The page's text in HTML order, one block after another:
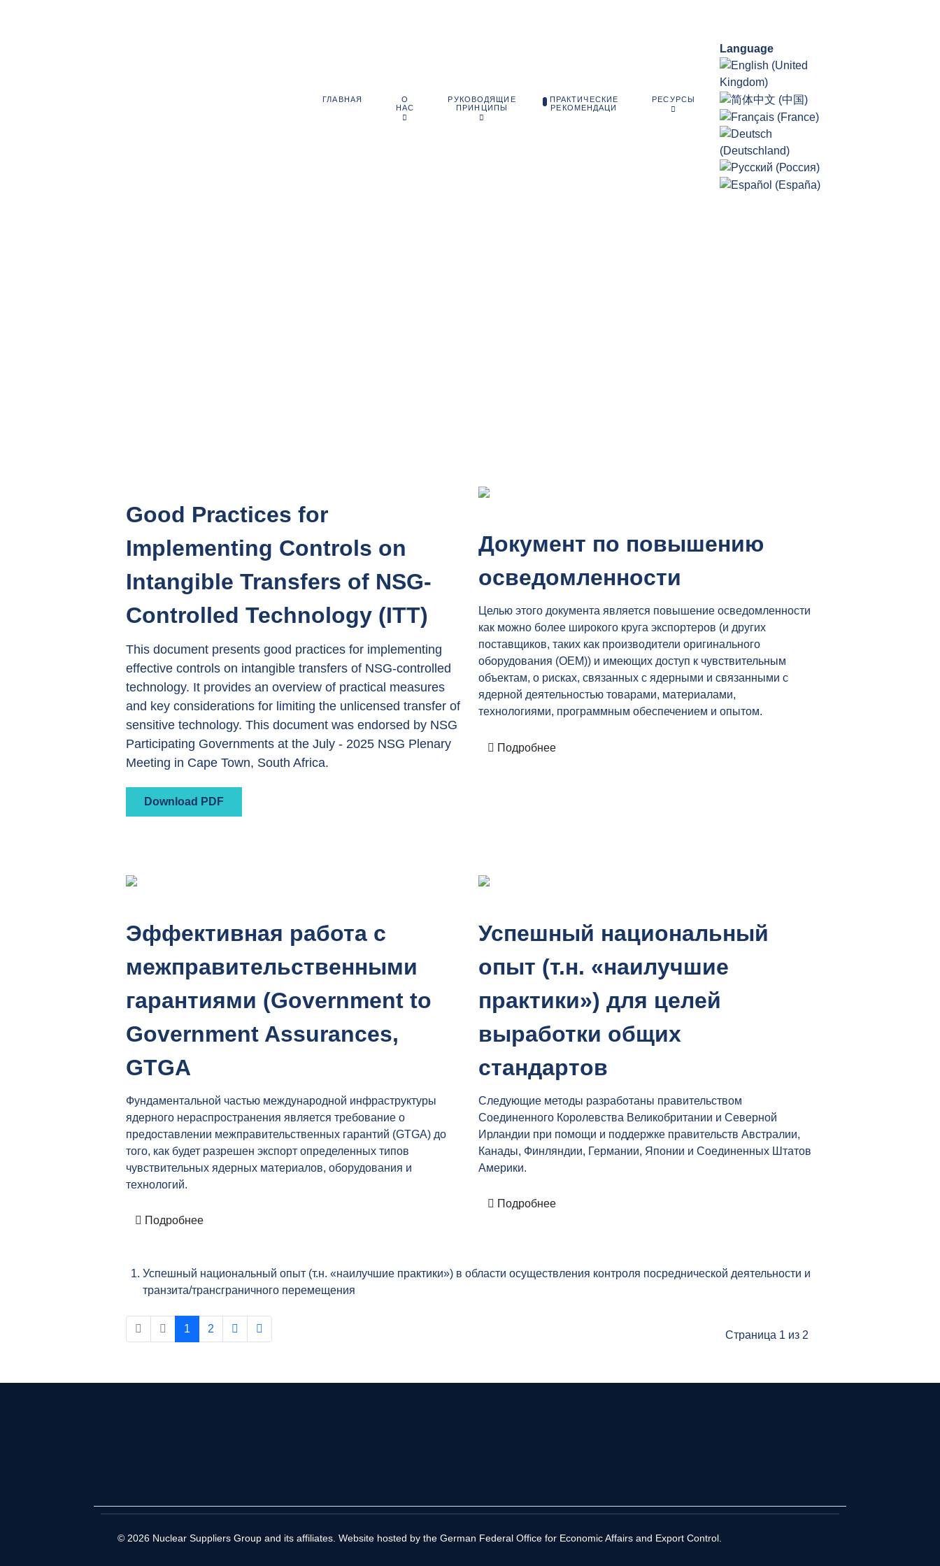
ГЛАВНАЯ
О
НАС
РУКОВОДЯЩИЕ
ПРИНЦИПЫ
ПРАКТИЧЕСКИЕ
РЕКОМЕНДАЦИ
РЕСУРСЫ
Language
Good Practices for
Implementing Controls on
Intangible Transfers of NSG-
Controlled Technology (ITT)
This document presents good practices for implementing
effective controls on intangible transfers of NSG-controlled
technology. It provides an overview of practical measures
and key considerations for limiting the unlicensed transfer of
sensitive technology.This document was endorsed by NSG
Participating Governments at the July - 2025 NSG Plenary
Meeting in Cape Town, South Africa.
Download PDF
Документ по повышению
осведомленности
Целью этого документа является повышение осведомленности
как можно более широкого круга экспортеров (и других
поставщиков, таких как производители оригинального
оборудования (OEM)) и имеющих доступ к чувствительным
объектам, о рисках, связанных с ядерными и связанными с
ядерной деятельностью товарами, материалами,
технологиями, программным обеспечением и опытом.
Подробнее
Эффективная работа с
межправительственными
гарантиями (Government to
Government Assurances,
GTGA
Фундаментальной частью международной инфраструктуры
ядерного нераспространения является требование о
предоставлении межправительственных гарантий (GTGA) до
того, как будет разрешен экспорт определенных типов
чувствительных ядерных материалов, оборудования и
технологий.
Подробнее
Успешный национальный
опыт (т.н. «наилучшие
практики») для целей
выработки общих
стандартов
Следующие методы разработаны правительством
Соединенного Королевства Великобритании и Северной
Ирландии при помощи и поддержке правительств Австралии,
Канады, Финляндии, Германии, Японии и Соединенных Штатов
Америки.
Подробнее
Успешный национальный опыт (т.н. «наилучшие практики») в области осуществления контроля посреднической деятельности и
транзита/трансграничного перемещения
Страница 1 из 2
1 2
© 2026 Nuclear Suppliers Group and its affiliates. Website hosted by the German Federal Office for Economic Affairs and Export Control.